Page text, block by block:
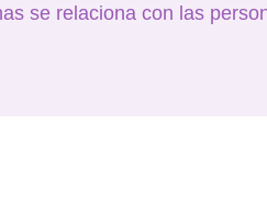
se relaciona con las